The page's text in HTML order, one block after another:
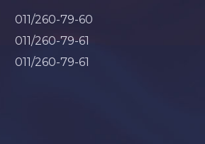
011/260-79-60
011/260-79-61
011/260-79-61